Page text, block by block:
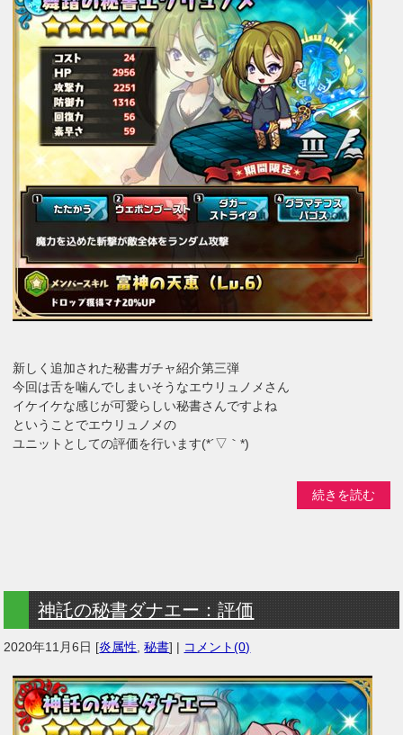
新しく追加された秘書ガチャ紹介第三弾
今回は舌を噛んでしまいそうなエウリュノメさん
イケイケな感じが可愛らしい秘書さんですよね
ということでエウリュノメの
ユニットとしての評価を行います(*´▽｀*)
続きを読む
神託の秘書ダナエー：評価
2020年11月6日 [炎属性 ,秘書] | コメント(0)